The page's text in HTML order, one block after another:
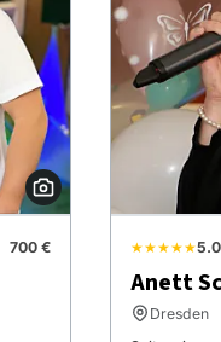
700 € ★★★★★5.0
Anett
Dresden